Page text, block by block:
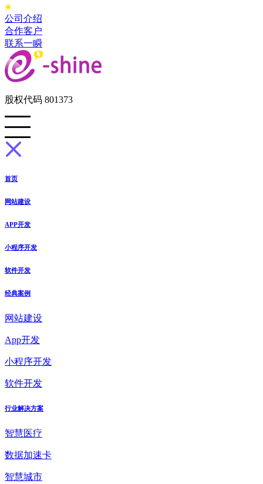
公司介绍
合作客户
联系一瞬
股权代码 801373
首页
网站建设
APP开发
小程序开发
软件开发
经典案例
网站建设
App开发
小程序开发
软件开发
行业解决方案
智慧医疗
数据加速卡
智慧城市